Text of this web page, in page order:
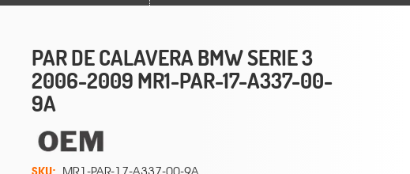
PAR DE CALAVERA BMW SERIE 3
2006-2009 MR1-PAR-17-A337-00-
9A
SKU: MR1-PAR-17-A337-00-9A